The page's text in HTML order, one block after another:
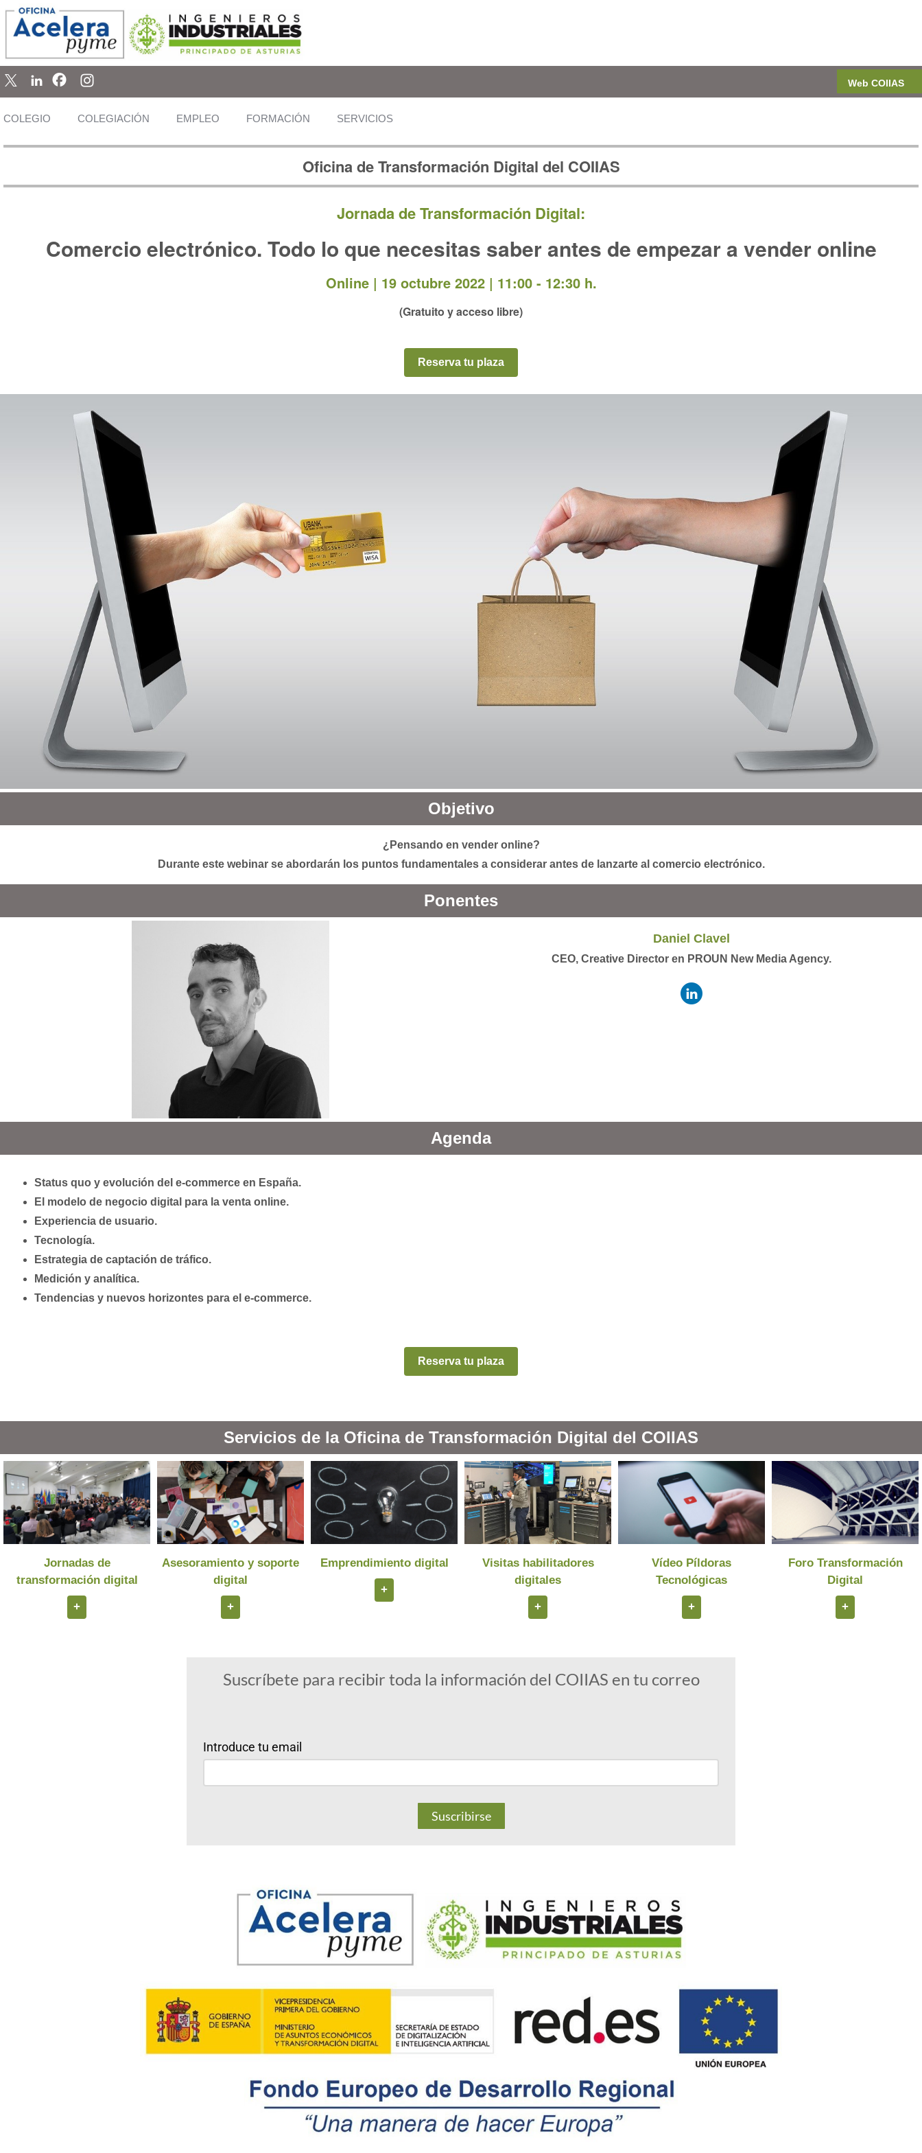
Web COIIAS
COLEGIO COLEGIACIÓN EMPLEO FORMACIÓN SERVICIOS
Oficina de Transformación Digital del COIIAS
Jornada de Transformación Digital:
Comercio electrónico. Todo lo que necesitas saber antes de empezar a vender online
Online | 19octubre 2022 | 11:00 - 12:30 h.
(Gratuito y acceso libre)
Reserva tu plaza
Objetivo
¿Pensando en vender online?
Durante este webinar se abordarán los puntos fundamentales a considerar antes de lanzarte al comercio electrónico.
Ponentes
Daniel Clavel
CEO, Creative Director en PROUN New Media Agency.
Agenda
Status quo y evolución del e-commerce en España.
El modelo de negocio digital para la venta online.
Experiencia de usuario.
Tecnología.
Estrategia de captación de tráfico.
Medición y analítica.
Tendencias y nuevos horizontes para el e-commerce.
Reserva tu plaza
Servicios de la Oficina de Transformación Digital del COIIAS
Jornadas de
transformación digital
+
Asesoramiento y soporte
digital
+
Emprendimiento digital
+
Visitas habilitadores
digitales
+
Vídeo Píldoras
Tecnológicas
+
Foro Transformación
Digital
+
Suscríbete para recibir toda la información del COIIAS en tu correo
Introduce tu email